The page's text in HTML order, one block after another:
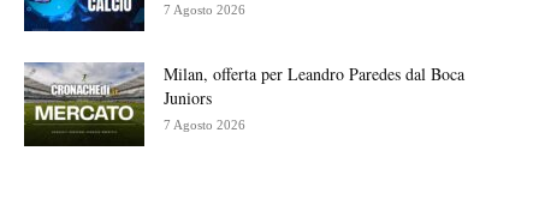
7 Agosto 2026
Milan, offerta per Leandro Paredes dal Boca
Juniors
7 Agosto 2026